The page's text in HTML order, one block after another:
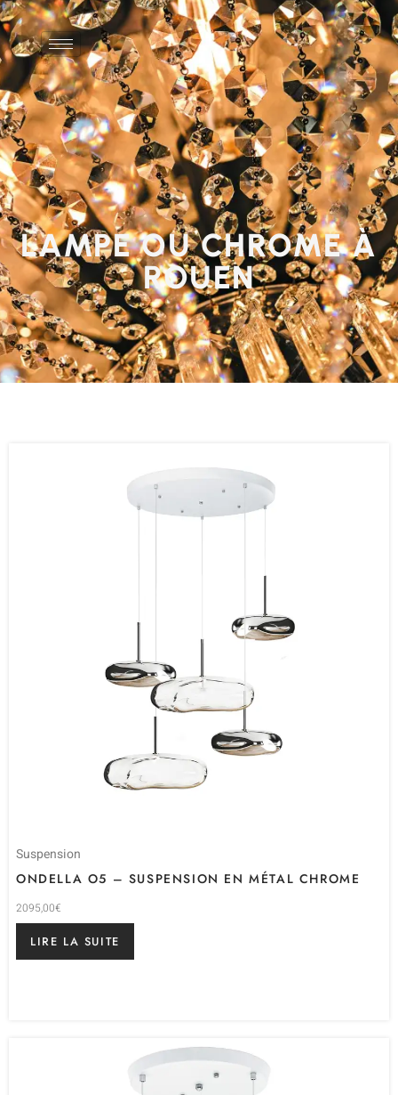
0
LAMPE OU CHROME À
ROUEN
Suspension
ONDELLA O5 – SUSPENSION EN MÉTAL CHROME
2095,00€
LIRE LA SUITE